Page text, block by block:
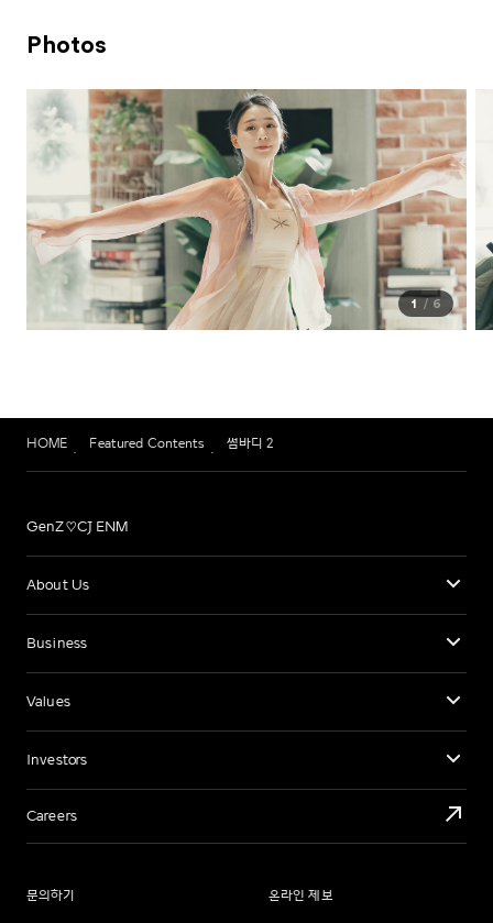
Photos
1 6
HOME Featured Contents 썸바디 2
GenZ♡CJ ENM
About Us
Business
Values
Investors
Careers
문의하기 온라인 제보